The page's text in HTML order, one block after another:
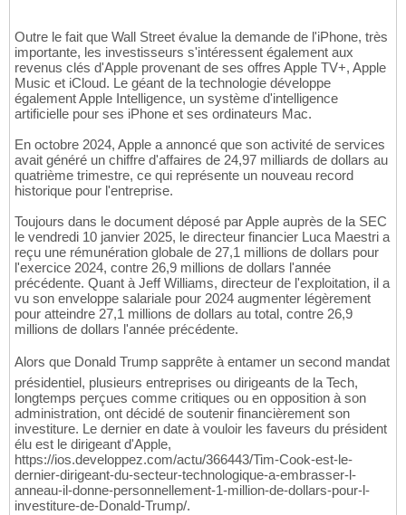
Outre le fait que Wall Street évalue la demande de l'iPhone, très
importante, les investisseurs s'intéressent également aux
revenus clés d'Apple provenant de ses offres Apple TV+, Apple
Music et iCloud. Le géant de la technologie développe
également Apple Intelligence, un système d'intelligence
artificielle pour ses iPhone et ses ordinateurs Mac.
En octobre 2024, Apple a annoncé que son activité de services
avait généré un chiffre d'affaires de 24,97 milliards de dollars au
quatrième trimestre, ce qui représente un nouveau record
historique pour l'entreprise.
Toujours dans le document déposé par Apple auprès de la SEC
le vendredi 10 janvier 2025, le directeur financier Luca Maestri a
reçu une rémunération globale de 27,1 millions de dollars pour
l'exercice 2024, contre 26,9 millions de dollars l'année
précédente. Quant à Jeff Williams, directeur de l'exploitation, il a
vu son enveloppe salariale pour 2024 augmenter légèrement
pour atteindre 27,1 millions de dollars au total, contre 26,9
millions de dollars l'année précédente.
Alors que Donald Trump sapprête à entamer un second mandat
présidentiel, plusieurs entreprises ou dirigeants de la Tech,
longtemps perçues comme critiques ou en opposition à son
administration, ont décidé de soutenir financièrement son
investiture. Le dernier en date à vouloir les faveurs du président
élu est le dirigeant d'Apple,
https://ios.developpez.com/actu/366443/Tim-Cook-est-le-
dernier-dirigeant-du-secteur-technologique-a-embrasser-l-
anneau-il-donne-personnellement-1-million-de-dollars-pour-l-
investiture-de-Donald-Trump/.